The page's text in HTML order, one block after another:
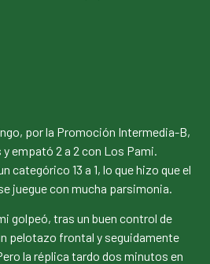
por la Promoción Intermedia-B,
empató 2 a 2 con Los Pami.
categórico 13 a 1, lo que hizo que el
juegue con mucha parsimonia.
golpeó, tras un buen control de
pelotazo frontal y seguidamente
la réplica tardo dos minutos en